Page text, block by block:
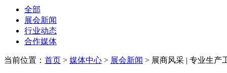
全部
展会新闻
行业动态
合作媒体
当前位置： 首页 > 媒体中心 > 展会新闻 > 展商风采 | 专业生产